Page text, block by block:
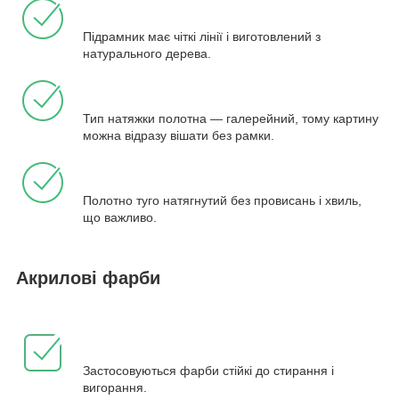
Підрамник має чіткі лінії і виготовлений з
натурального дерева.
Тип натяжки полотна — галерейний, тому картину
можна відразу вішати без рамки.
Полотно туго натягнутий без провисань і хвиль,
що важливо.
Акрилові фарби
Застосовуються фарби стійкі до стирання і
вигорання.